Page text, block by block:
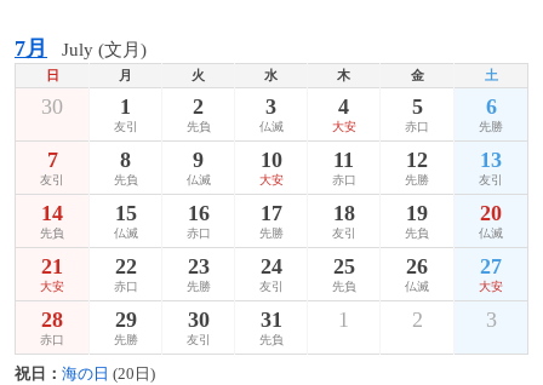
7月 July (文月)
日 月 火 水 木 金 土
30 1
友引
2
先負
3
仏滅
4
大安
5
赤口
6
先勝
7
友引
8
先負
9
仏滅
10
大安
11
赤口
12
先勝
13
友引
14
先負
15
仏滅
16
赤口
17
先勝
18
友引
19
先負
20
仏滅
21
大安
22
赤口
23
先勝
24
友引
25
先負
26
仏滅
27
大安
28
赤口
29
先勝
30
友引
31
先負
1 2 3
祝日： 海の日 (20日)